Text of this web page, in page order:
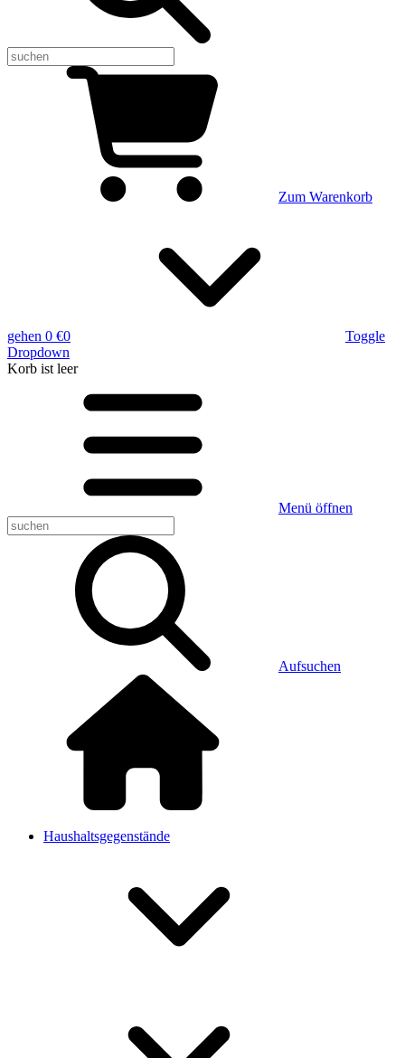
Zum Warenkorb
gehen 0 €0
Toggle
Dropdown
Korb ist leer
Menü öffnen
Aufsuchen
Haushaltsgegenstände